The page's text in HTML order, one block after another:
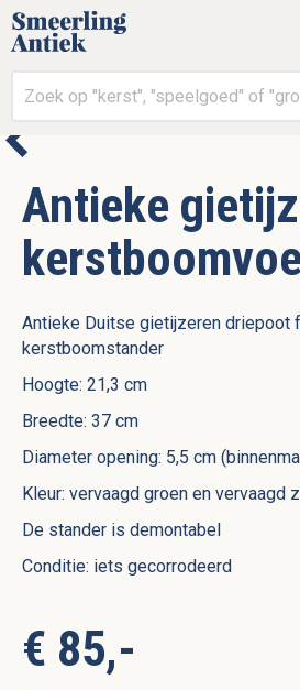
Antieke
Antieke Duitse gietijzeren driepoot
kerstboomstander
Hoogte: 21,3 cm
Breedte: 37 cm
Diameter opening: 5,5 cm
Kleur: vervaagd groen en vervaagd
De stander is demontabel
Conditie: iets gecorrodeerd
€ 85,-